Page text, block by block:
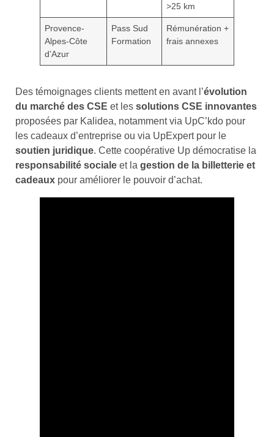
>25 km
Provence-
Alpes-Côte
d’Azur
Pass Sud
Formation
Rémunération +
frais annexes
Des témoignages clients mettent en avant l’évolution
du marché des CSE et les solutions CSE innovantes
proposées par Kalidea, notamment via UpC’kdo pour
les cadeaux d’entreprise ou via UpExpert pour le
soutien juridique. Cette coopérative Up démocratise la
responsabilité sociale et la gestion de la billetterie et
cadeaux pour améliorer le pouvoir d’achat.